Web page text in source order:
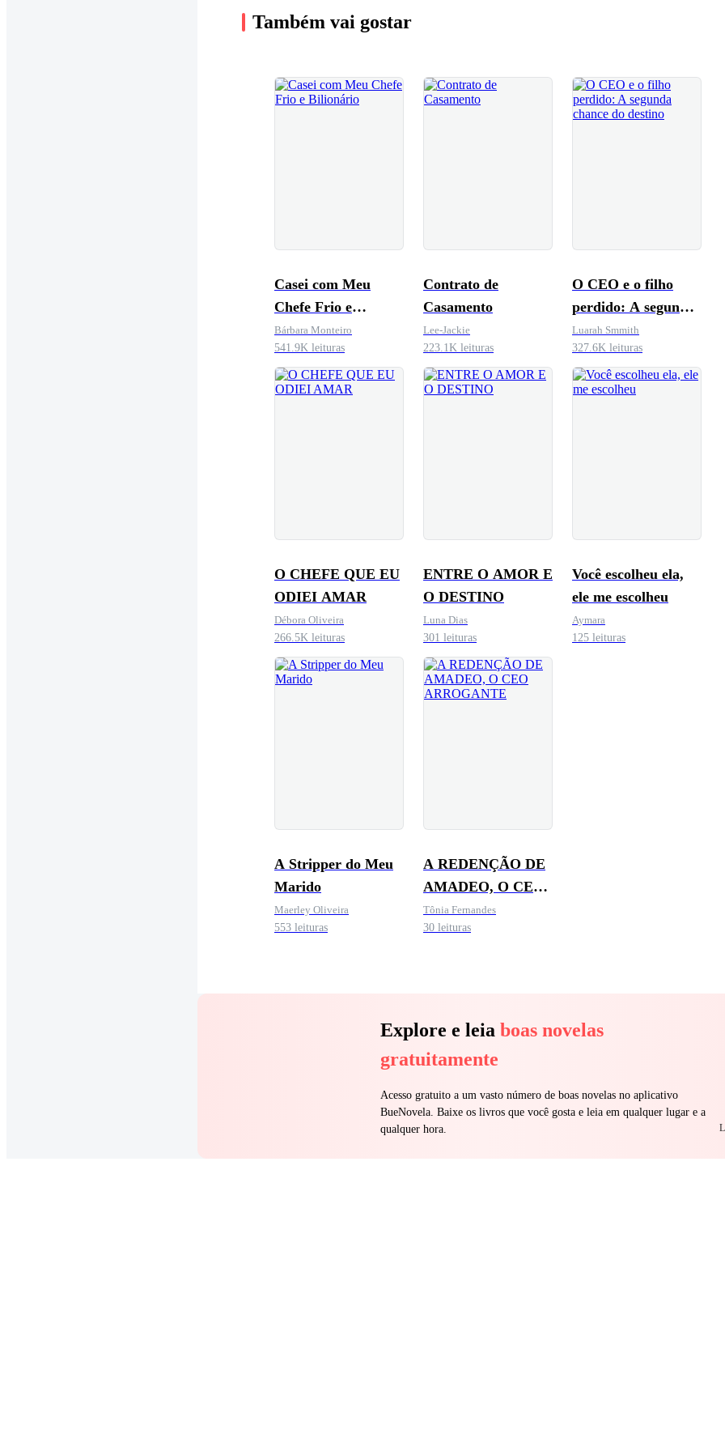
Também vai gostar
Casei com Meu
Chefe Frio e
Bilionário
Bárbara Monteiro
541.9K leituras
Contrato de
Casamento
Lee-Jackie
223.1K leituras
O CEO e o filho
perdido: A segunda
chance do destino
Luarah Smmith
327.6K leituras
O CHEFE QUE EU
ODIEI AMAR
Débora Oliveira
266.5K leituras
ENTRE O AMOR E
O DESTINO
Luna Dias
301 leituras
Você escolheu ela,
ele me escolheu
Aymara
125 leituras
A Stripper do Meu
Marido
Maerley Oliveira
553 leituras
A REDENÇÃO DE
AMADEO, O CEO
ARROGANTE
Tônia Fernandes
30 leituras
Explore e leia boas novelas
gratuitamente
Acesso gratuito a um vasto número de boas novelas no aplicativo
BueNovela. Baixe os livros que você gosta e leia em qualquer lugar e a
qualquer hora.